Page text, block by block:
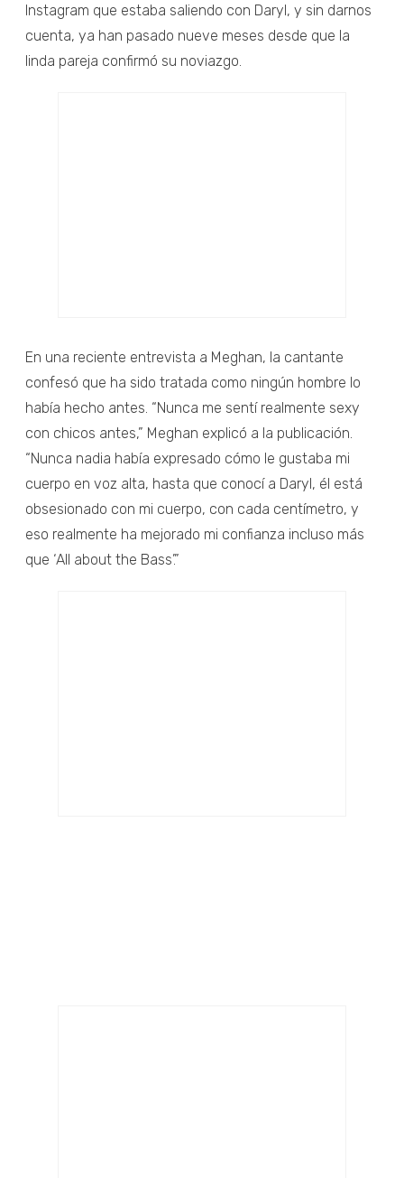
Instagram que estaba saliendo con Daryl, y sin darnos
cuenta, ya han pasado nueve meses desde que la
linda pareja confirmó su noviazgo.
En una reciente entrevista a Meghan, la cantante
confesó que ha sido tratada como ningún hombre lo
había hecho antes. “Nunca me sentí realmente sexy
con chicos antes,” Meghan explicó a la publicación.
“Nunca nadia había expresado cómo le gustaba mi
cuerpo en voz alta, hasta que conocí a Daryl, él está
obsesionado con mi cuerpo, con cada centímetro, y
eso realmente ha mejorado mi confianza incluso más
que ‘All about the Bass’.”